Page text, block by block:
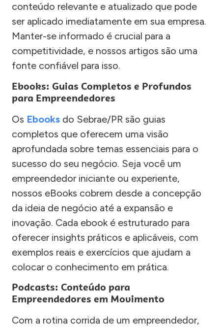
conteúdo relevante e atualizado que pode
ser aplicado imediatamente em sua empresa.
Manter-se informado é crucial para a
competitividade, e nossos artigos são uma
fonte confiável para isso.
Ebooks: Guias Completos e Profundos
para Empreendedores
Os Ebooks do Sebrae/PR são guias
completos que oferecem uma visão
aprofundada sobre temas essenciais para o
sucesso do seu negócio. Seja você um
empreendedor iniciante ou experiente,
nossos eBooks cobrem desde a concepção
da ideia de negócio até a expansão e
inovação. Cada ebook é estruturado para
oferecer insights práticos e aplicáveis, com
exemplos reais e exercícios que ajudam a
colocar o conhecimento em prática.
Podcasts: Conteúdo para
Empreendedores em Movimento
Com a rotina corrida de um empreendedor,